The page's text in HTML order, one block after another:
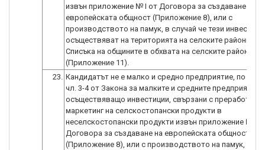
извън приложение № I от Договора за създаване на
европейската общност (Приложение 8), или с
производството на памук, в случай че тези
осъществяват на територията на селските райони
Списъка на общините в обхвата на селските райони
(Приложение 11).
23. Кандидатът не е малко и средно предприятие, по
чл. 3-4 от Закона за малките и средните предприятия,
осъществяващо инвестиции, свързани с преработка
маркетинг на селскостопански продукти в
неселскостопански продукти извън приложение № I
Договора за създаване на европейската общност
(Приложение 8), или с производството на памук, с